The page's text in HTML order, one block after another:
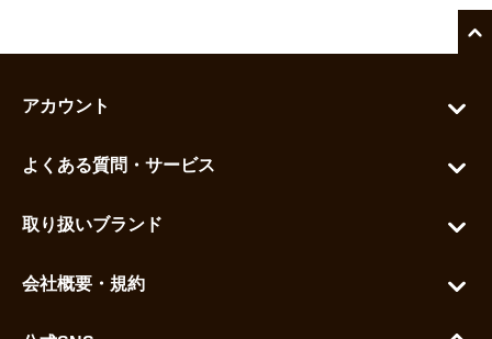
アカウント
お気に入りを見る
よくある質問・サービス
ご利用ガイド
取り扱いブランド
会社概要・規約